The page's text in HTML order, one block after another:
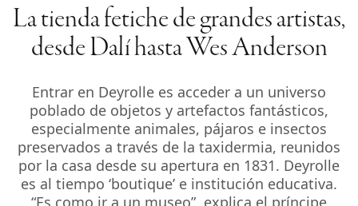
La tienda fetiche de grandes artistas,
desde Dalí hasta Wes Anderson
Entrar en Deyrolle es acceder a un universo
poblado de objetos y artefactos fantásticos,
especialmente animales, pájaros e insectos
preservados a través de la taxidermia, reunidos
por la casa desde su apertura en 1831. Deyrolle
es al tiempo ‘boutique’ e institución educativa.
“Es como ir a un museo”, explica el príncipe